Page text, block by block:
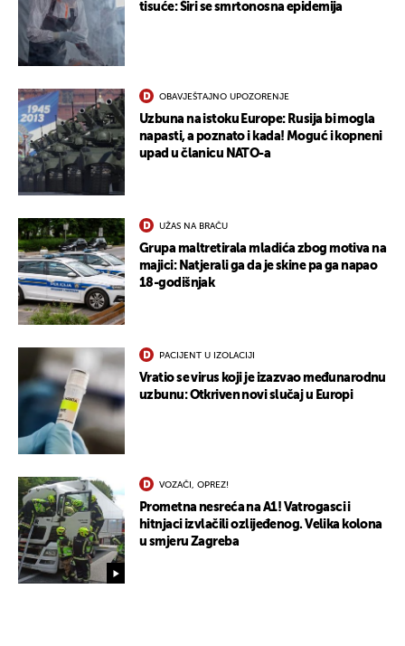
tisuće: Širi se smrtonosna epidemija
OBAVJEŠTAJNO UPOZORENJE
Uzbuna na istoku Europe: Rusija bi mogla
napasti, a poznato i kada! Moguć i kopneni
upad u članicu NATO-a
UŽAS NA BRAČU
Grupa maltretirala mladića zbog motiva na
majici: Natjerali ga da je skine pa ga napao
18-godišnjak
PACIJENT U IZOLACIJI
Vratio se virus koji je izazvao međunarodnu
uzbunu: Otkriven novi slučaj u Europi
VOZAČI, OPREZ!
Prometna nesreća na A1! Vatrogasci i
hitnjaci izvlačili ozlijeđenog. Velika kolona
u smjeru Zagreba